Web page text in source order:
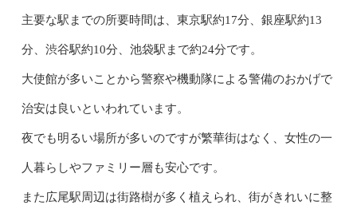
主要な駅までの所要時間は、東京駅約17分、銀座駅約13
分、渋谷駅約10分、池袋駅まで約24分です。
大使館が多いことから警察や機動隊による警備のおかげで
治安は良いといわれています。
夜でも明るい場所が多いのですが繁華街はなく、女性の一
人暮らしやファミリー層も安心です。
また広尾駅周辺は街路樹が多く植えられ、街がきれいに整